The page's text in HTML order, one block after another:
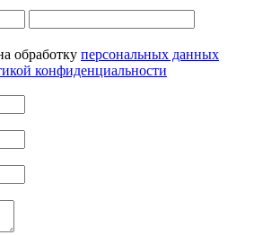
обработку персональных данных
конфиденциальности